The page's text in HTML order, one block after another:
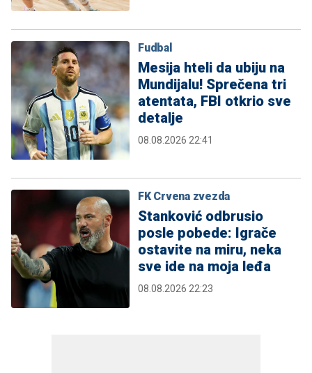
Fudbal
Mesija hteli da ubiju na
Mundijalu! Sprečena tri
atentata, FBI otkrio sve
detalje
08.08.2026 22:41
FK Crvena zvezda
Stanković odbrusio
posle pobede: Igrače
ostavite na miru, neka
sve ide na moja leđa
08.08.2026 22:23